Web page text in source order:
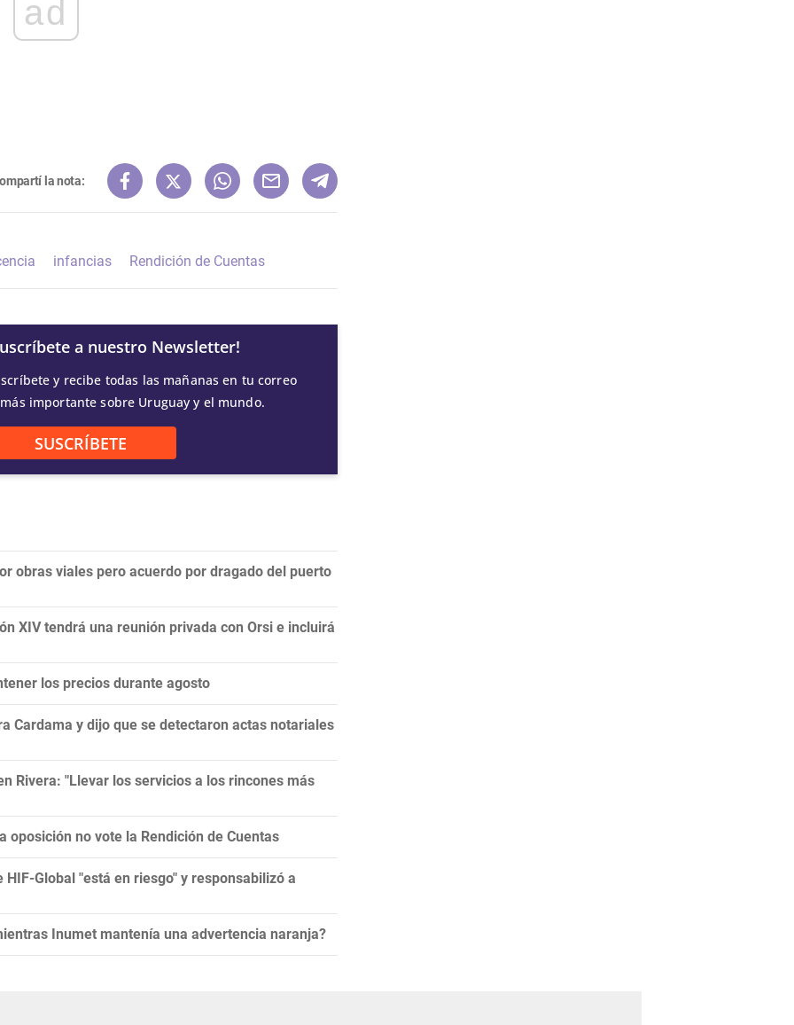
ad
la nota:
infancias Rendición de Cuentas
a nuestro Newsletter!
y recibe todas las mañanas en tu correo
importante sobre Uruguay y el mundo.
SUSCRÍBETE
obras viales pero acuerdo por dragado del puerto
XIV tendrá una reunión privada con Orsi e incluirá
los precios durante agosto
Cardama y dijo que se detectaron actas notariales
Rivera: "Llevar los servicios a los rincones más
oposición no vote la Rendición de Cuentas
Global "está en riesgo" y responsabilizó a
Inumet mantenía una advertencia naranja?